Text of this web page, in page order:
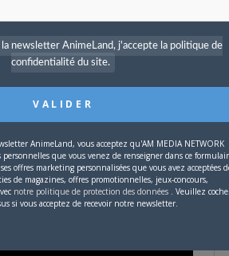
la newsletter AnimeLand, j'accepte la politique de
confidentialité du site.
AnimeLand, vous acceptez qu'AM MEDIA NETWORK
que vous venez de renseigner dans ce
offres marketing personnalisées que vous avez acceptées
de magazines, offres promotionnelles, jeux-concours,
notre politique de protection des données . Veuillez
si vous acceptez de recevoir notre newsletter.